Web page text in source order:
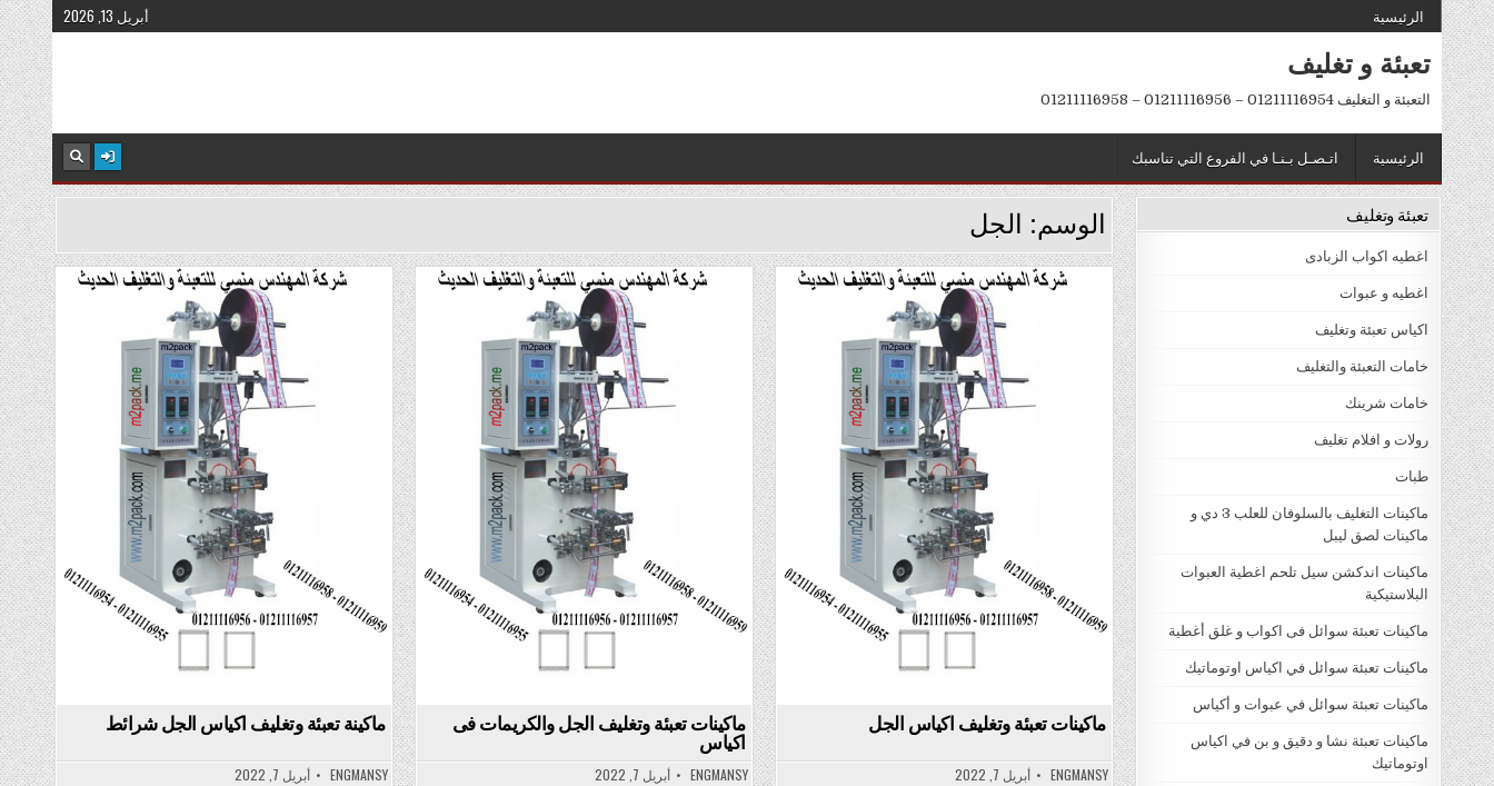
Skip
to
content
الرئيسية أبريل 13, 2026
تعبئة و تغليف
التعبئة و التغليف 01211116954 – 01211116956 – 01211116958
الرئيسية اتـصـل بـنـا في الفروع التي تناسبك
الوسم: الجل
ماكينة تعبئة وتغليف اكياس الجل شرائط
ENGMANSY أبريل 7, 2022
ماكينات تعبئة وتغليف الجل والكريمات فى
اكياس
ENGMANSY أبريل 7, 2022
ماكينات تعبئة وتغليف اكياس الجل
ENGMANSY أبريل 7, 2022
تعبئة وتغليف
اغطيه اكواب الزبادى
اغطيه و عبوات
اكياس تعبئة وتغليف
خامات التعبئة والتغليف
خامات شرينك
رولات و افلام تغليف
طبات
ماكينات التغليف بالسلوفان للعلب 3 دي و
ماكينات لصق ليبل
ماكينات اندكشن سيل تلحم اغطية العبوات
البلاستيكية
ماكينات تعبئة سوائل فى اكواب و غلق أغطية
ماكينات تعبئة سوائل في اكياس اوتوماتيك
ماكينات تعبئة سوائل في عبوات و أكياس
ماكينات تعبئة نشا و دقيق و بن في اكياس
اوتوماتيك